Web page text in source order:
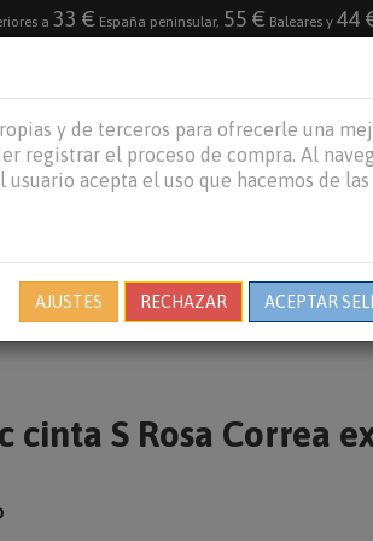
a 33 € España peninsular, 55 € Baleares y 44
DESTACADO
DE VERANO 2026
cinta S Rosa Correa
y de terceros para ofrecerle una
registrar el proceso de compra. Al
acepta el uso que hacemos de las
AJUSTES RECHAZAR ACEPTAR